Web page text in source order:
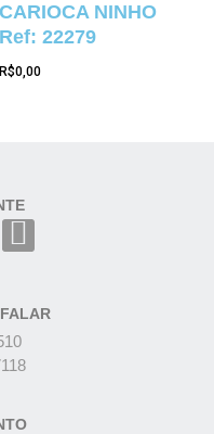
CARIOCA NINHO
Ref: 22279
R$0,00